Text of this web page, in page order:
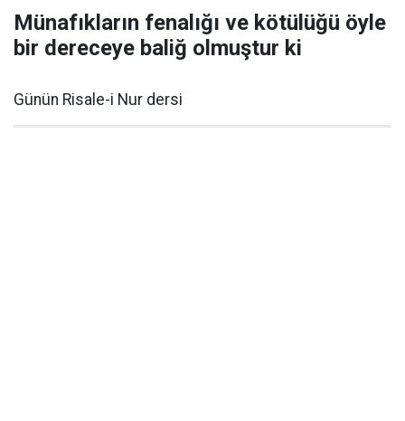
Münafıkların fenalığı ve kötülüğü öyle
bir dereceye baliğ olmuştur ki
Günün Risale-i Nur dersi